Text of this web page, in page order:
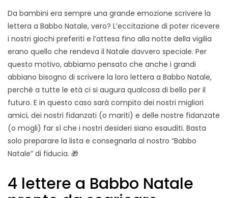
Da bambini era sempre una grande emozione scrivere la
lettera a Babbo Natale, vero? L’eccitazione di poter ricevere
i nostri giochi preferiti e l’attesa fino alla notte della vigilia
erano quello che rendeva il Natale davvero speciale. Per
questo motivo, abbiamo pensato che anche i grandi
abbiano bisogno di scrivere la loro lettera a Babbo Natale,
perché a tutte le età ci si augura qualcosa di bello per il
futuro. E in questo caso sarà compito dei nostri migliori
amici, dei nostri fidanzati (o mariti) e delle nostre fidanzate
(o mogli) far sì che i nostri desideri siano esauditi. Basta
solo preparare la lista e consegnarla al nostro “Babbo
Natale” di fiducia. 🎁
4 lettere a Babbo Natale